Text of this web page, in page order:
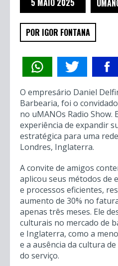
5 MAIO 2025
POR IGOR FONTANA
O empresário Daniel
Barbearia, foi o
no uMANOs Radio Show.
experiência de expandir
estratégica para uma
Londres, Inglaterra.
A convite de amigos
aplicou seus métodos de
e processos eficientes,
aumento de 30% no
apenas três meses. Ele
culturais no mercado de
e Inglaterra, como a
e a ausência da cultura
do serviço.